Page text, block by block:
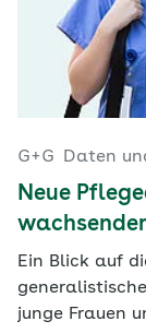
G+G Daten
Neue
Ein Blick auf
junge Frauen